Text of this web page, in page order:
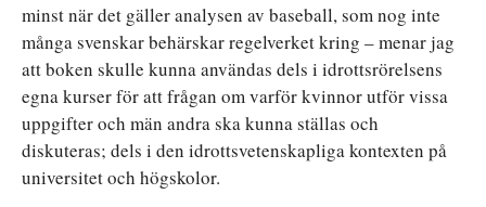
minst när det gäller analysen av baseball, som nog inte
många svenskar behärskar regelverket kring – menar jag
att boken skulle kunna användas dels i idrottsrörelsens
egna kurser för att frågan om varför kvinnor utför vissa
uppgifter och män andra ska kunna ställas och
diskuteras; dels i den idrottsvetenskapliga kontexten på
universitet och högskolor.